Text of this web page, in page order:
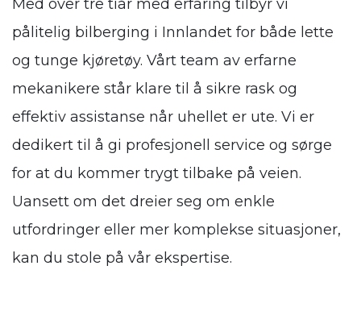
Med over tre tiår med erfaring tilbyr vi
pålitelig bilberging i Innlandet for både lette
og tunge kjøretøy. Vårt team av erfarne
mekanikere står klare til å sikre rask og
effektiv assistanse når uhellet er ute. Vi er
dedikert til å gi profesjonell service og sørge
for at du kommer trygt tilbake på veien.
Uansett om det dreier seg om enkle
utfordringer eller mer komplekse situasjoner,
kan du stole på vår ekspertise.